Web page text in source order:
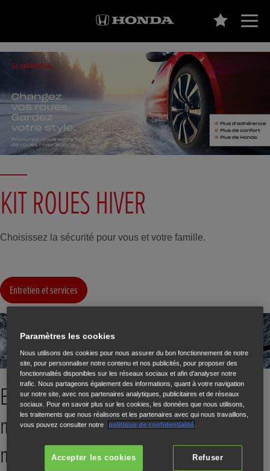
KIT ROUES HIVER
Choisissez la sécurité pour vous et votre famille.
Entretien et services
Equipement obligatoire en zones
montagneuses du 1er novembre au 31
mars.
Paramètres les cookies
Nous utilisons des cookies pour nous assurer du bon fonctionnement de notre
site, pour personnaliser notre contenu et nos publicités, pour proposer des
fonctionnalités disponibles sur les réseaux sociaux et afin d’analyser notre
trafic. Nous partageons également des informations, quant à votre navigation
sur notre site, avec nos partenaires analytiques, publicitaires et de réseaux
sociaux. Pour en savoir plus sur les cookies, les données que nous utilisons,
les traitements que nous réalisons et les partenaires avec qui nous travaillons,
vous pouvez consulter notre
politique de confidentialité
Refuser
Accepter les cookies